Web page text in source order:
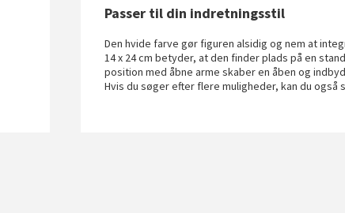
Passer til din indretningsstil
Den hvide farve gør figuren alsidig og nem at
14 x 24 cm betyder, at den finder plads på en
position med åbne arme skaber en åben og
Hvis du søger efter flere muligheder, kan du også